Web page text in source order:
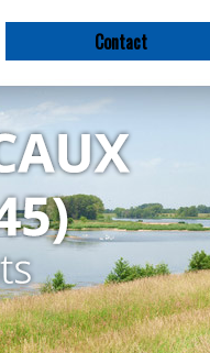
contact